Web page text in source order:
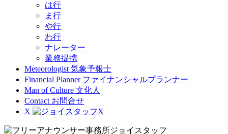
は行
ま行
や行
わ行
ナレーター
業務提携
Meteorologist気象予報士
Financial Planner ファイナンシャルプランナー
Man of Culture 文化人
Contact お問合せ
X